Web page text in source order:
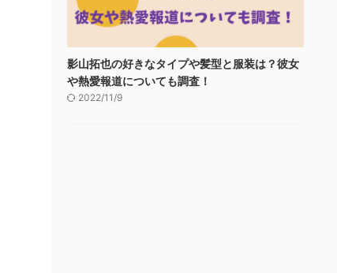
影山拓也の好きなタイプや髪型と服装は？彼女
や熱愛報道についても調査！
2022/11/9